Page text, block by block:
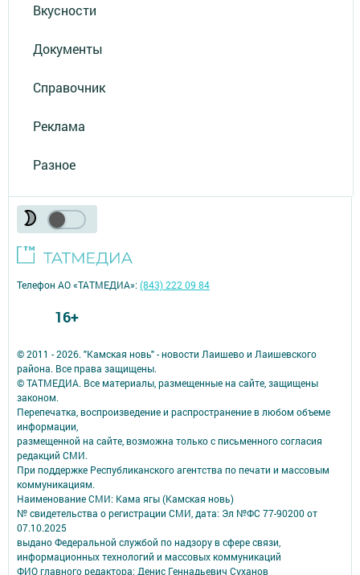
Вкусности
Документы
Справочник
Реклама
Разное
© 2011 - 2026. "Камская новь" - новости Лаишево и Лаишевского
района. Все права защищены.
© ТАТМЕДИА. Все материалы, размещенные на сайте, защищены
законом.
Перепечатка, воспроизведение и распространение в любом объеме
информации,
размещенной на сайте, возможна только с письменного согласия
редакций СМИ.
При поддержке Республиканского агентства по печати и массовым
коммуникациям.
Наименование СМИ: Кама ягы (Камская новь)
№ свидетельства о регистрации СМИ, дата: Эл №ФC 77-90200 от
07.10.2025
выдано Федеральной службой по надзору в сфере связи,
информационных технологий и массовых коммуникаций
ФИО главного редактора: Денис Геннадьевич Суханов
Телефон АО «ТАТМЕДИА»:(843) 222 09 84
16+